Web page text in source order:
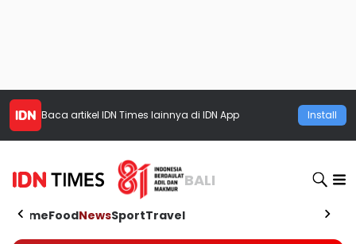
Baca artikel IDN Times lainnya di IDN App Install
BALI
HomeFoodNewsSportTravel